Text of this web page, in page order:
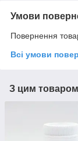
Умови
Повернення
Всі умови
З цим